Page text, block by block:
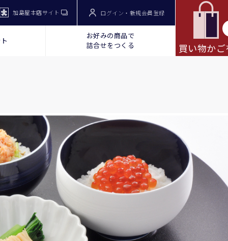
加島屋本店サイト ログイン・新規会員登録
お好みの商品で
詰合せをつくる
買い物か